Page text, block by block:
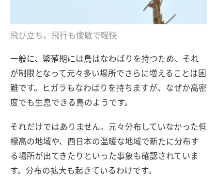
飛び立ち。飛行も俊敏で軽快
一般に、繁殖期には鳥はなわばりを持つため、それ
が制限となって元々多い場所でさらに増えることは困
難です。ヒガラもなわばりを持ちますが、なぜか高密
度でも生息できる鳥のようです。
それだけではありません。元々分布していなかった低
標高の地域や、西日本の温暖な地域で新たに分布す
る場所が出てきたりといった事象も確認されていま
す。分布の拡大も起きているわけです。